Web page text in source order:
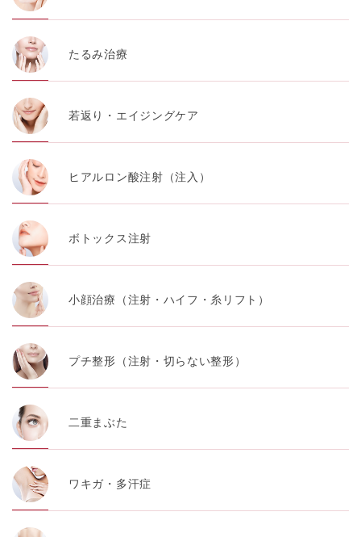
たるみ治療
若返り・エイジングケア
ヒアルロン酸注射（注入）
ボトックス注射
小顔治療（注射・ハイフ・糸リフト）
プチ整形（注射・切らない整形）
二重まぶた
ワキガ・多汗症